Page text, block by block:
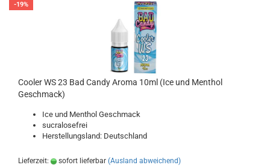
-19%
Cooler WS 23 Bad Candy Aroma 10ml (Ice und Menthol
Geschmack)
Ice und Menthol Geschmack
sucralosefrei
Herstellungsland: Deutschland
Lieferzeit: sofort lieferbar (Ausland abweichend)